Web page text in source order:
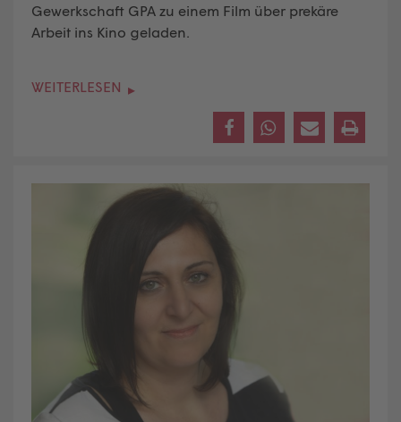
Gewerkschaft GPA zu einem Film über prekäre
Arbeit ins Kino geladen.
WEITERLESEN